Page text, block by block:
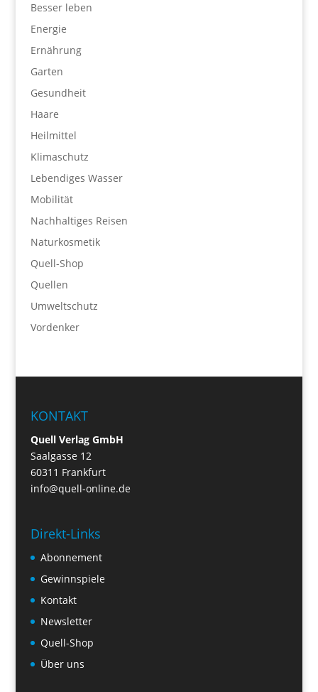
Besser leben
Energie
Ernährung
Garten
Gesundheit
Haare
Heilmittel
Klimaschutz
Lebendiges Wasser
Mobilität
Nachhaltiges Reisen
Naturkosmetik
Quell-Shop
Quellen
Umweltschutz
Vordenker
KONTAKT
Quell Verlag GmbH
Saalgasse 12
60311 Frankfurt
info@quell-online.de
Direkt-Links
Abonnement
Gewinnspiele
Kontakt
Newsletter
Quell-Shop
Über uns